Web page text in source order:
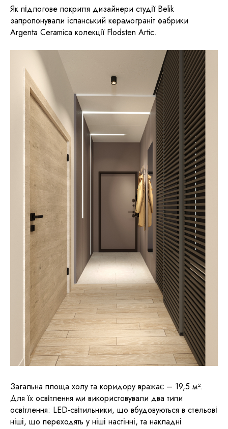
Як підлогове покриття дизайнери студії Belik
запропонували іспанський керамограніт фабрики
Argenta Ceramica колекції Flodsten Artic.
Загальна площа холу та коридору вражає – 19,5 м².
Для їх освітлення ми використовували два типи
освітлення: LED-світильники, що вбудовуються в стельові
ніші, що переходять у ніші настінні, та накладні